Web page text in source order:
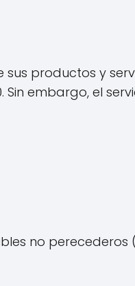
sus productos y
embargo, el
no perecederos